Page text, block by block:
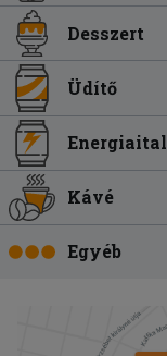
Desszert
Üdítő
Energiaital
Kávé
Egyéb